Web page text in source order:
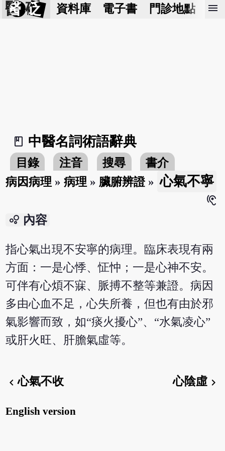
醫 砭 資料庫 電子書 門診地點 預
menu
book_2
中醫名詞術語辭典
目錄 注音 搜尋
書介
病因病理 »病理 » 臟腑辨證» 心氣不寧
hearing
bubble_chart 內容
指心氣出現不安寧的病理。臨床表現有兩
方面：一是心悸、怔忡；一是心神不安。
可伴有心煩不寐、脈搏不整等兼證。病因
多由心血不足，心失所養，但也有由於邪
氣影響而致，如“痰火擾心”、“水氣凌心”
或肝火旺、肝膽氣虛等。
chevron_left心氣不收 心陰虛chevron_right
English version